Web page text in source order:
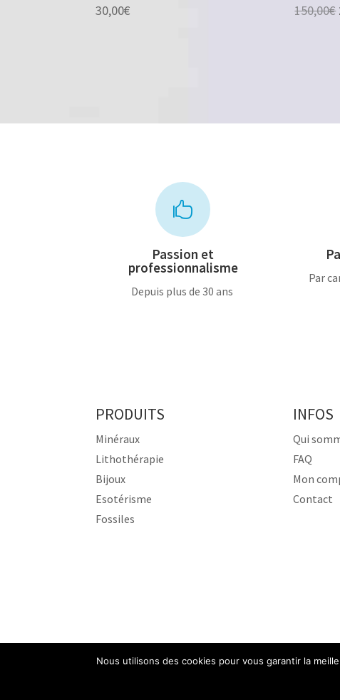
30,00€ 150,00€

Passion et
professionnalisme
Depuis plus de 30 ans
Par
PRODUITS
Minéraux
Lithothérapie
Bijoux
Esotérisme
Fossiles
INFOS
Qui
FAQ
Mon
Contact
Nous utilisons des cookies pour vous garantir la